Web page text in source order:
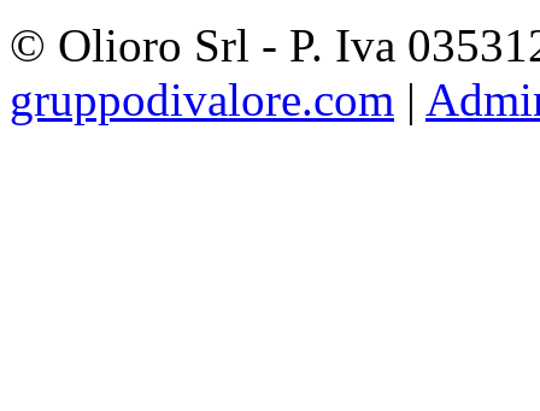
© Olioro Srl - P. Iva
gruppodivalore.com |